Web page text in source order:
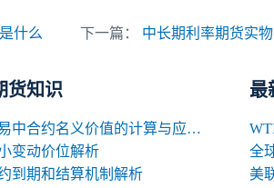
什么 下一篇： 中长期利率期货实
货知识
期货交易中合约名义价值的计算与应用解析
变动价位解析
到期和结算机制解析
最
美